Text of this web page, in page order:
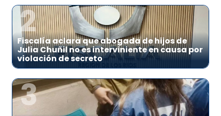
2
Fiscalía aclara que abogada de hijos de
Julia Chuñil no es interviniente en causa por
violación de secreto
3